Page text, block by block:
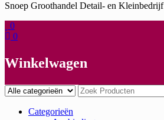
Snoep Groothandel Detail- en Kleinbedrijf
0
0
Winkelwagen
Categorieën